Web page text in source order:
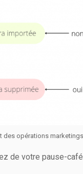
des opérations
de votre pause-